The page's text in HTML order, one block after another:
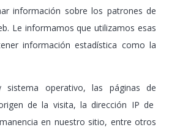
información sobre los patrones de
Le informamos que utilizamos esas
información estadística como la
operativo, las páginas de
de la visita, la dirección IP de
en nuestro sitio, entre otros